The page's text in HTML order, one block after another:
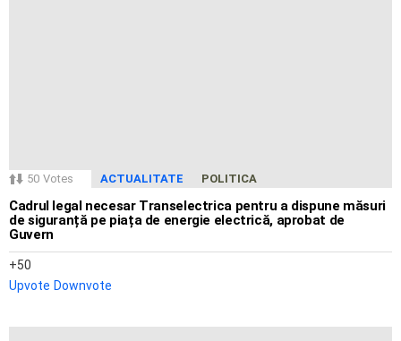
50 Votes ACTUALITATE POLITICA
Cadrul legal necesar Transelectrica pentru a dispune măsuri
de siguranță pe piața de energie electrică, aprobat de
Guvern
50
Upvote Downvote